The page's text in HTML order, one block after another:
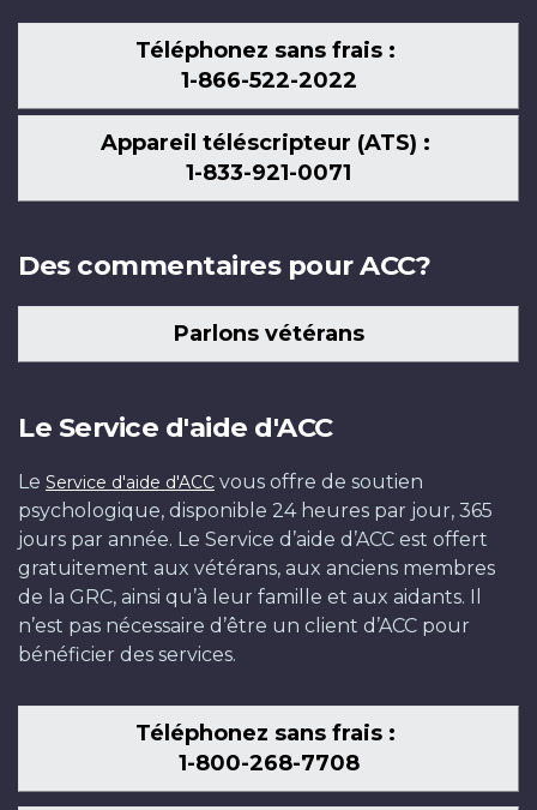
Téléphonez sans frais :
1-866-522-2022
Appareil téléscripteur (ATS) :
1-833-921-0071
Des commentaires pour ACC?
Parlons vétérans
Le Service d'aide d'ACC
Le Service d'aide d'ACC vous offre de soutien
psychologique, disponible 24 heures par jour, 365
jours par année. Le Service d’aide d’ACC est offert
gratuitement aux vétérans, aux anciens membres
de la GRC, ainsi qu’à leur famille et aux aidants. Il
n’est pas nécessaire d’être un client d’ACC pour
bénéficier des services.
Téléphonez sans frais :
1-800-268-7708